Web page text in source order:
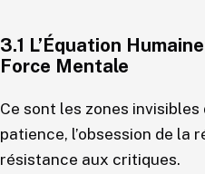
3.1 L’Équation
Force Mentale
Ce sont les zones
patience, l’obsession de la
résistance aux critiques.